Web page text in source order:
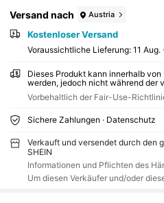
Versand nach Austria
Kostenloser Versand
Voraussichtliche Lieferung: 11 Aug.
Dieses Produkt kann innerhalb
werden, jedoch nicht während der
Vorbehaltlich der Fair-Use-
Sichere Zahlungen · Datenschutz
Verkauft und versendet durch den
SHEIN
Informationen und Pflichten des
Um diesen Verkäufer und/oder